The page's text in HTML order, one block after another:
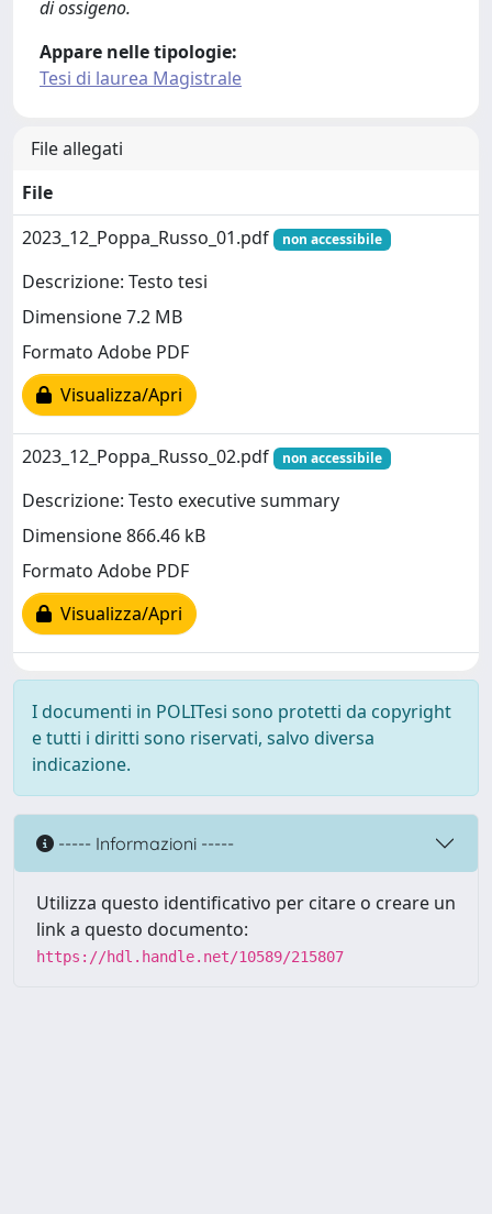
di ossigeno.
Appare nelle tipologie:
Tesi di laurea Magistrale
File allegati
File
2023_12_Poppa_Russo_01.pdf
non accessibile
Descrizione: Testo tesi
Dimensione 7.2 MB
Formato Adobe PDF
Visualizza/Apri
2023_12_Poppa_Russo_02.pdf non accessibile
Descrizione: Testo executive summary
Dimensione 866.46 kB
Formato Adobe PDF
Visualizza/Apri
I documenti in POLITesi sono protetti da copyright
e tutti i diritti sono riservati, salvo diversa
indicazione.
----- Informazioni -----
Utilizza questo identificativo per citare o creare un
link a questo documento:
https://hdl.handle.net/10589/215807